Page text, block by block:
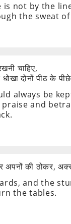
is not by the
the sweat
चाहिए,
दोनों पीठ के
always be
and
अपनों की ठोकर,
and the
the tables.